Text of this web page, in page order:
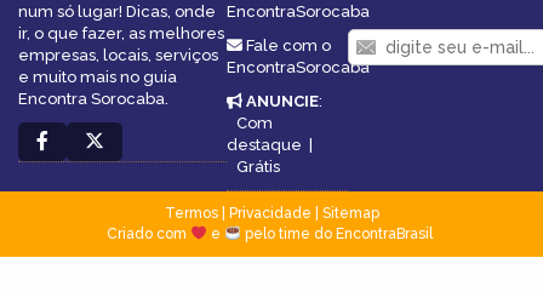
num só lugar! Dicas, onde
ir, o que fazer, as melhores
empresas, locais, serviços
e muito mais no guia
Encontra Sorocaba.
EncontraSorocaba
Fale com o
EncontraSorocaba
ANUNCIE:
Com
destaque |
Grátis
Termos| Privacidade
Sitemap
Criado com
e pelo time do EncontraBrasil